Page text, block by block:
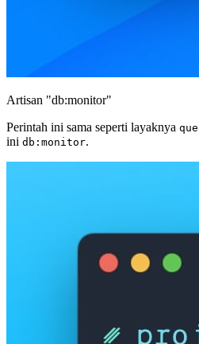
Artisan "db:monitor"
Perintah ini sama seperti layaknya
ini db:monitor.